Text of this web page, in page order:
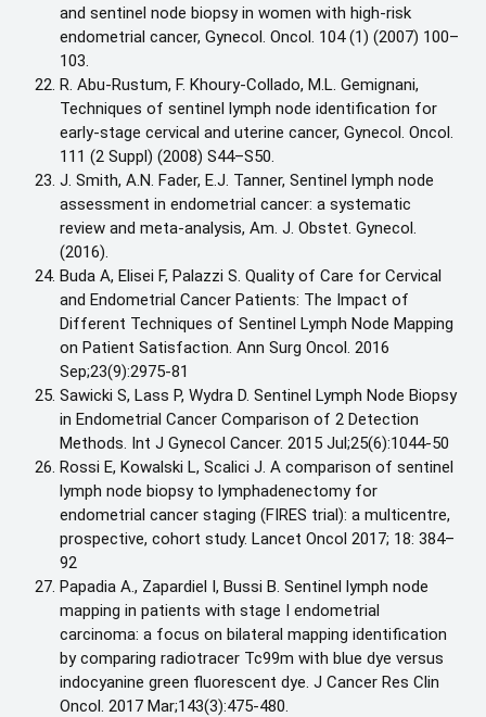
and sentinel node biopsy in women with high-risk
endometrial cancer, Gynecol. Oncol. 104 (1) (2007) 100–
103.
R. Abu-Rustum, F. Khoury-Collado, M.L. Gemignani,
Techniques of sentinel lymph node identification for
early-stage cervical and uterine cancer, Gynecol. Oncol.
111 (2 Suppl) (2008) S44–S50.
J. Smith, A.N. Fader, E.J. Tanner, Sentinel lymph node
assessment in endometrial cancer: a systematic
review and meta-analysis, Am. J. Obstet. Gynecol.
(2016).
Buda A, Elisei F, Palazzi S. Quality of Care for Cervical
and Endometrial Cancer Patients: The Impact of
Different Techniques of Sentinel Lymph Node Mapping
on Patient Satisfaction. Ann Surg Oncol. 2016
Sep;23(9):2975-81
Sawicki S, Lass P, Wydra D. Sentinel Lymph Node Biopsy
in Endometrial Cancer Comparison of 2 Detection
Methods. Int J Gynecol Cancer. 2015 Jul;25(6):1044-50
Rossi E, Kowalski L, Scalici J. A comparison of sentinel
lymph node biopsy to lymphadenectomy for
endometrial cancer staging (FIRES trial): a multicentre,
prospective, cohort study. Lancet Oncol 2017; 18: 384–
92
Papadia A., Zapardiel I, Bussi B. Sentinel lymph node
mapping in patients with stage I endometrial
carcinoma: a focus on bilateral mapping identification
by comparing radiotracer Tc99m with blue dye versus
indocyanine green fluorescent dye. J Cancer Res Clin
Oncol. 2017 Mar;143(3):475-480.